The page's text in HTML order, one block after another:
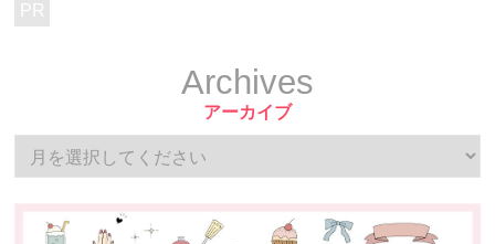
PR
Archives
アーカイブ